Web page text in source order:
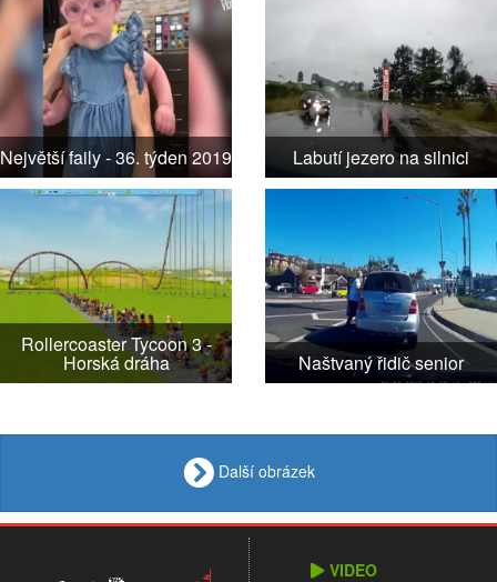
Největší faily - 36. týden 2019 Labutí jezero na silnici
Rollercoaster Tycoon 3 -
Horská dráha Naštvaný řidič senior
Další obrázek
VIDEO